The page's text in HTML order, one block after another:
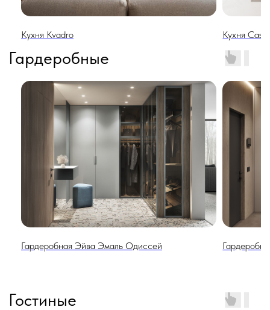
Кухня Kvadro Кухня
Гардеробная Эйва Эмаль Одиссей
Гостиные